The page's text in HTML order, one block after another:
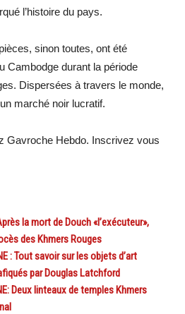
l’histoire du pays.
sinon toutes, ont été
Cambodge durant la période
Dispersées à travers le monde,
marché noir lucratif.
Gavroche Hebdo. Inscrivez vous
la mort de Douch «l’exécuteur»,
des Khmers Rouges
: Tout savoir sur les objets d’art
par Douglas Latchford
Deux linteaux de temples Khmers